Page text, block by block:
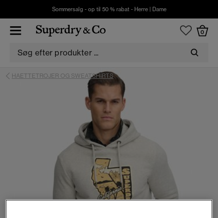
Sommersalg - op til 50 % rabat - Herre| Dame
0
HAETTETROJER OG SWEATSHIRTS